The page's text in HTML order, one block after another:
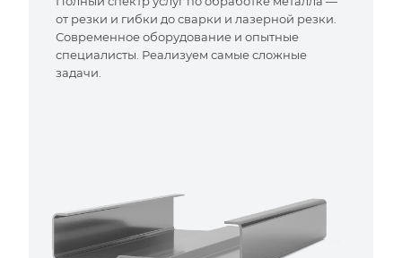
от резки и гибки до сварки и лазерной резки.
Современное оборудование и опытные
специалисты. Реализуем самые сложные
задачи.